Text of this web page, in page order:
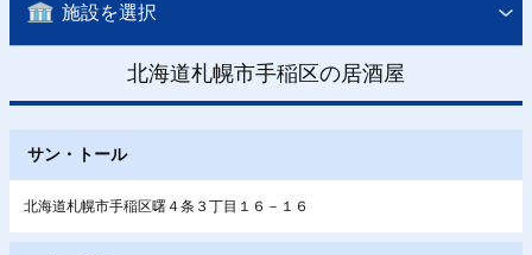
施設を選択
北海道札幌市手稲区の居酒屋
サン・トール
北海道札幌市手稲区曙４条３丁目１６－１６